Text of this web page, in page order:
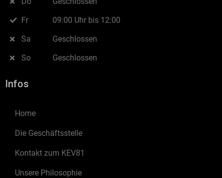
Fr
Sa
So
09:00 Uhr bis 12:00
Geschlossen
Geschlossen
Infos
Home
Die Geschäftsstelle
Kontakt zum KEV81
Unsere Philosophie